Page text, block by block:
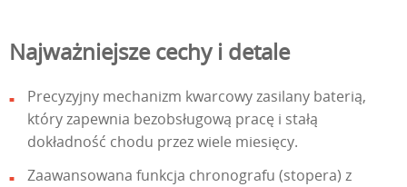
Najważniejsze cechy i detale
Precyzyjny mechanizm kwarcowy zasilany baterią,
który zapewnia bezobsługową pracę i stałą
dokładność chodu przez wiele miesięcy.
Zaawansowana funkcja chronografu (stopera) z